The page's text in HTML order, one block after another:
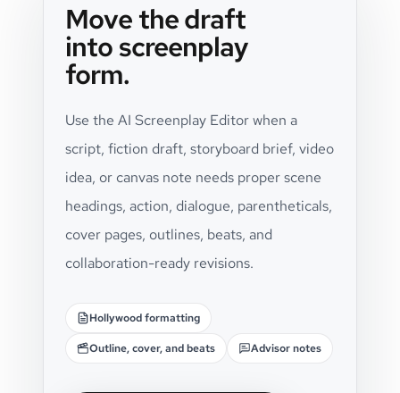
Move the draft
into screenplay
form.
Use the AI Screenplay Editor when a
script, fiction draft, storyboard brief, video
idea, or canvas note needs proper scene
headings, action, dialogue, parentheticals,
cover pages, outlines, beats, and
collaboration-ready revisions.
Hollywood formatting
Outline, cover, and beats Advisor notes